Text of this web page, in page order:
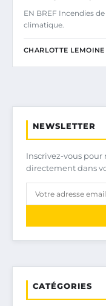
EN BREF Incendies
climatique.
CHARLOTTE LEMOINE
NEWSLETTER
Inscrivez-vous pour
directement dans
CATÉGORIES